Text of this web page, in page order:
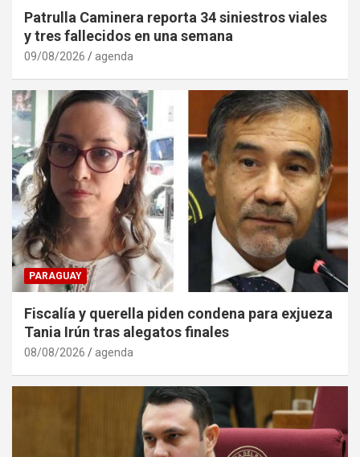
Patrulla Caminera reporta 34 siniestros viales
y tres fallecidos en una semana
09/08/2026 agenda
PARAGUAY
Fiscalía y querella piden condena para exjueza
Tania Irún tras alegatos finales
08/08/2026 agenda